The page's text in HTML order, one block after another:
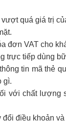
quá giá trị
đơn VAT cho
trực tiếp dùng
tin mã thẻ
gì.
với chất
điều khoản